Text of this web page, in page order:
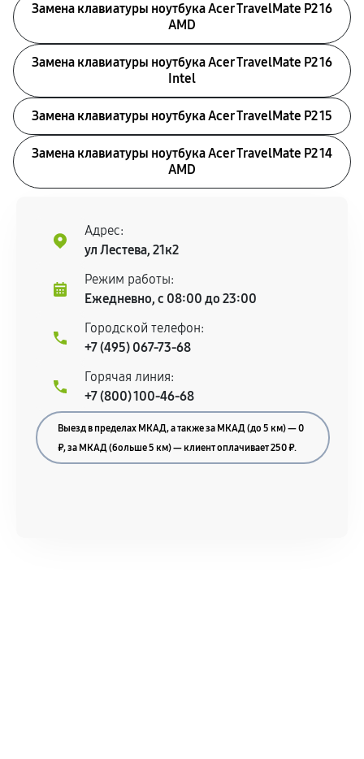
Замена клавиатуры ноутбука Acer TravelMate P2 16
AMD
Замена клавиатуры ноутбука Acer TravelMate P2 16
Intel
Замена клавиатуры ноутбука Acer TravelMate P2 15
Замена клавиатуры ноутбука Acer TravelMate P2 14
AMD
Адрес:
ул Лестева, 21к2
Режим работы:
Ежедневно, с 08:00 до 23:00
Городской телефон:
+7 (495) 067-73-68
Горячая линия:
+7 (800) 100-46-68
Выезд в пределах МКАД, а также за МКАД (до 5 км) — 0
₽, за МКАД (больше 5 км) — клиент оплачивает 250 ₽.